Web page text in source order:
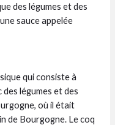
des légumes et des
sauce appelée
qui consiste à
légumes et des
où il était
de Bourgogne. Le coq